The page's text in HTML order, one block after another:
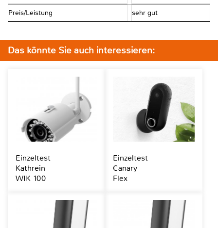
Preis/Leistung sehr gut
Das könnte Sie auch interessieren:
Einzeltest
Kathrein
WIK 100
Einzeltest
Canary
Flex